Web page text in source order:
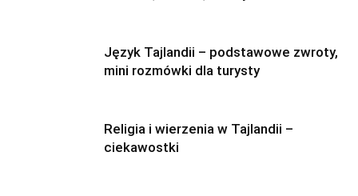
Język Tajlandii – podstawowe zwroty,
mini rozmówki dla turysty
Religia i wierzenia w Tajlandii –
ciekawostki